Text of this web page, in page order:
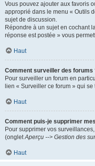
Vous pouvez ajouter aux favoris
approprié dans le menu « Outils
sujet de discussion.
Répondre à un sujet en cochant
réponse est postée » vous
Haut
Comment surveiller des forums
Pour surveiller un forum en
lien « Surveiller ce forum » qui
Haut
Comment puis-je supprimer
Pour supprimer vos
(ongletAperçu --> Gestion des
Haut